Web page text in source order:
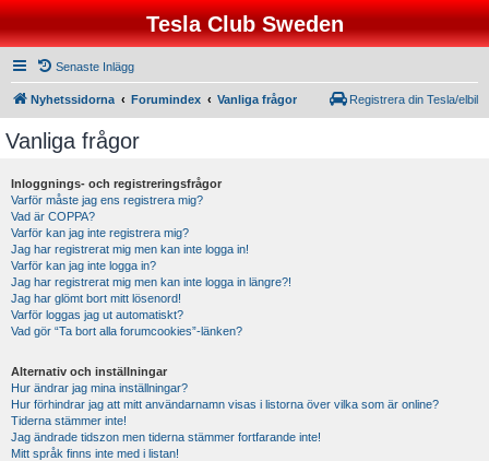
Tesla Club Sweden
Senaste Inlägg
Nyhetssidorna Forumindex Vanliga frågor Registrera din Tesla/elbil
Vanliga frågor
Inloggnings- och registreringsfrågor
Varför måste jag ens registrera mig?
Vad är COPPA?
Varför kan jag inte registrera mig?
Jag har registrerat mig men kan inte logga in!
Varför kan jag inte logga in?
Jag har registrerat mig men kan inte logga in längre?!
Jag har glömt bort mitt lösenord!
Varför loggas jag ut automatiskt?
Vad gör “Ta bort alla forumcookies”-länken?
Alternativ och inställningar
Hur ändrar jag mina inställningar?
Hur förhindrar jag att mitt användarnamn visas i listorna över vilka som är online?
Tiderna stämmer inte!
Jag ändrade tidszon men tiderna stämmer fortfarande inte!
Mitt språk finns inte med i listan!